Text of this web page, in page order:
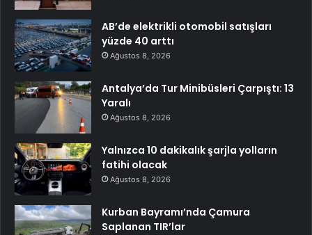
AB’de elektrikli otomobil satışları
yüzde 40 arttı
Ağustos 8, 2026
Antalya’da Tur Minibüsleri Çarpıştı: 13
Yaralı
Ağustos 8, 2026
Yalnızca 10 dakikalık şarjla yolların
fatihi olacak
Ağustos 8, 2026
Kurban Bayramı’nda Çamura
Saplanan TIR’lar